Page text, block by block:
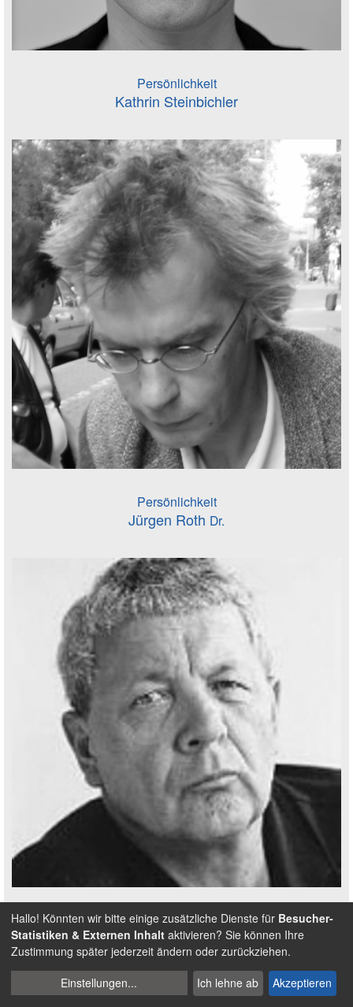
Persönlichkeit
Kathrin Steinbichler
Persönlichkeit
Jürgen Roth Dr.
Persönlichkeit
Eckhard Henscheid
Weitere anzeigen
Cookies
verwalten
Hallo! Könnten wir bitte einige zusätzliche Dienste für Besucher-
Statistiken & Externen Inhalt aktivieren? Sie können Ihre
Zustimmung später jederzeit ändern oder zurückziehen.
Einstellungen... Ich lehne ab Akzeptieren